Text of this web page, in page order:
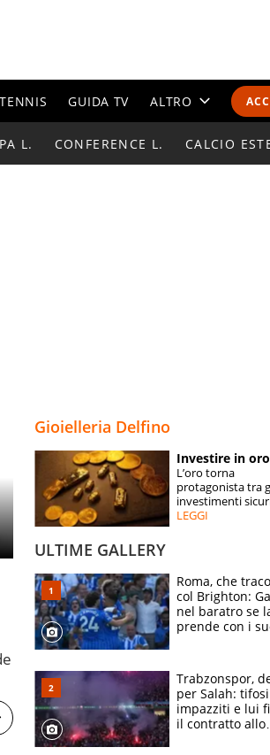
TENNIS GUIDA TV ALTRO
CALENDARI E
ESPERTI
CONTATTI
L. CONFERENCE L. CALCIO
Gioielleria Delfino
Investire in oro
L’oro torna
protagonista tra
investimenti
LEGGI
ULTIME GALLERY
Roma, che
col Brighton:
nel baratro se
prende con i
Trabzonspor,
per Salah: tifosi
impazziti e lui
il contratto allo